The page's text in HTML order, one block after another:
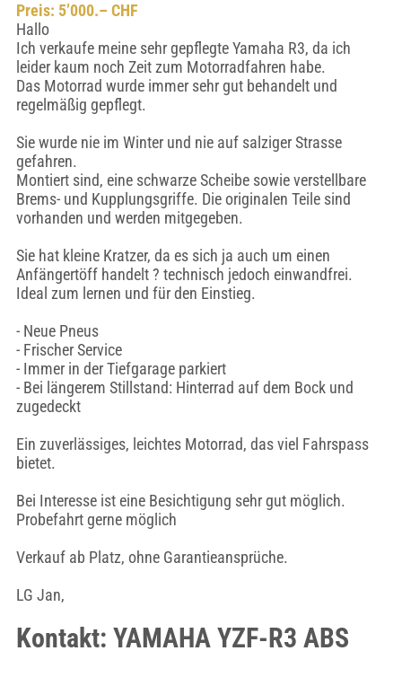
Preis: 5’000.– CHF
Hallo
Ich verkaufe meine sehr gepflegte Yamaha R3, da ich
leider kaum noch Zeit zum Motorradfahren habe.
Das Motorrad wurde immer sehr gut behandelt und
regelmäßig gepflegt.
Sie wurde nie im Winter und nie auf salziger Strasse
gefahren.
Montiert sind, eine schwarze Scheibe sowie verstellbare
Brems- und Kupplungsgriffe. Die originalen Teile sind
vorhanden und werden mitgegeben.
Sie hat kleine Kratzer, da es sich ja auch um einen
Anfängertöff handelt ? technisch jedoch einwandfrei.
Ideal zum lernen und für den Einstieg.
- Neue Pneus
- Frischer Service
- Immer in der Tiefgarage parkiert
- Bei längerem Stillstand: Hinterrad auf dem Bock und
zugedeckt
Ein zuverlässiges, leichtes Motorrad, das viel Fahrspass
bietet.
Bei Interesse ist eine Besichtigung sehr gut möglich.
Probefahrt gerne möglich
Verkauf ab Platz, ohne Garantieansprüche.
LG Jan,
Kontakt: YAMAHA YZF-R3 ABS